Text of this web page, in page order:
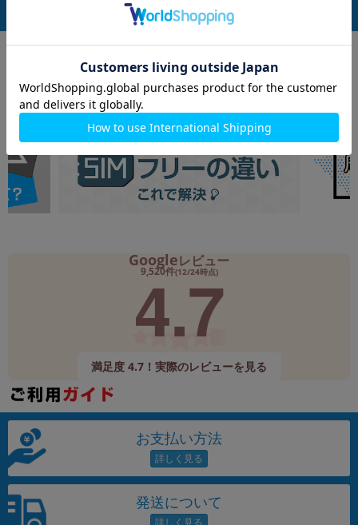
中古Cランク 41,800 円
Googleレビュー
9,520件(12/24時点)
4.7
満足度 4.7！実際のレビューを見る
お支払い方法
発送について